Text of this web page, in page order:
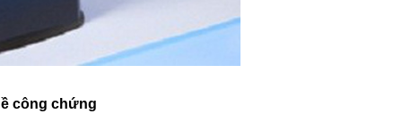
công chứng